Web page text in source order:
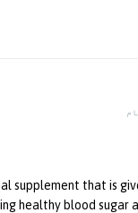
supplement that is
healthy blood sugar